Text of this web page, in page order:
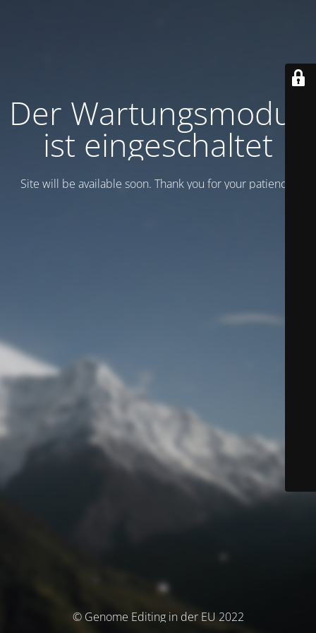
Der Wartungsmodus
ist eingeschaltet
Site will be available soon. Thank you for your patience!
© Genome Editing in der EU 2022